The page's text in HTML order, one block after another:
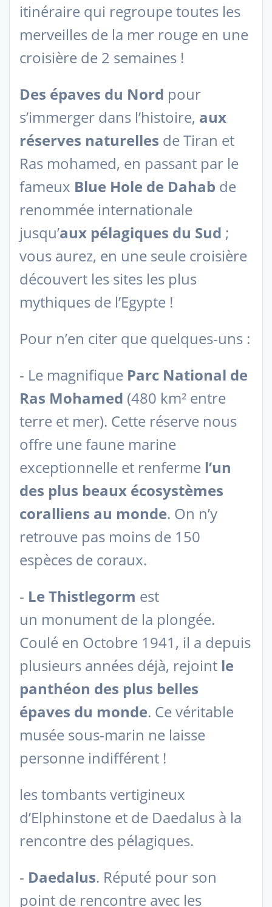
itinéraire qui regroupe toutes les
merveilles de la mer rouge en une
croisière de 2 semaines !
Des épaves du Nord pour
s’immerger dans l’histoire, aux
réserves naturelles de Tiran et
Ras mohamed, en passant par le
fameux Blue Hole de Dahab de
renommée internationale
jusqu’aux pélagiques du Sud ;
vous aurez, en une seule croisière
découvert les sites les plus
mythiques de l’Egypte !
Pour n’en citer que quelques-uns :
- Le magnifique Parc National de
Ras Mohamed (480 km² entre
terre et mer). Cette réserve nous
offre une faune marine
exceptionnelle et renferme l’un
des plus beaux écosystèmes
coralliens au monde. On n’y
retrouve pas moins de 150
espèces de coraux.
- Le Thistlegorm est
un monument de la plongée.
Coulé en Octobre 1941, il a depuis
plusieurs années déjà, rejoint le
panthéon des plus belles
épaves du monde. Ce véritable
musée sous-marin ne laisse
personne indifférent !
les tombants vertigineux
d’Elphinstone et de Daedalus à la
rencontre des pélagiques.
- Daedalus. Réputé pour son
point de rencontre avec les